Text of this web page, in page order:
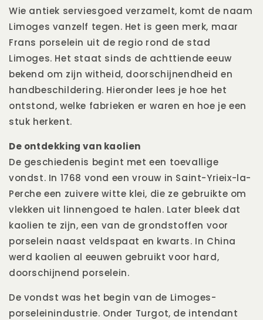
Wie antiek serviesgoed verzamelt, komt de naam
Limoges vanzelf tegen. Het is geen merk, maar
Frans porselein uit de regio rond de stad
Limoges. Het staat sinds de achttiende eeuw
bekend om zijn witheid, doorschijnendheid en
handbeschildering. Hieronder lees je hoe het
ontstond, welke fabrieken er waren en hoe je een
stuk herkent.
De ontdekking van kaolien
De geschiedenis begint met een toevallige
vondst. In 1768 vond een vrouw in Saint-Yrieix-la-
Perche een zuivere witte klei, die ze gebruikte om
vlekken uit linnengoed te halen. Later bleek dat
kaolien te zijn, een van de grondstoffen voor
porselein naast veldspaat en kwarts. In China
werd kaolien al eeuwen gebruikt voor hard,
doorschijnend porselein.
De vondst was het begin van de Limoges-
porseleinindustrie. Onder Turgot, de intendant